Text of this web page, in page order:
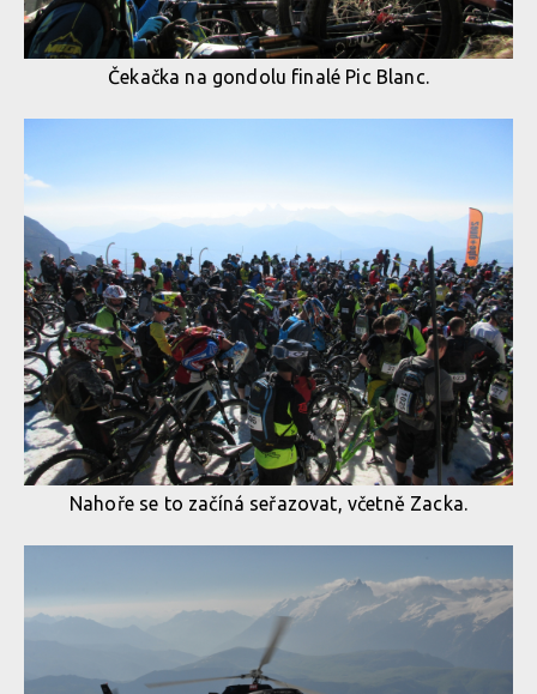
Čekačka na gondolu finalé Pic Blanc.
Nahoře se to začíná seřazovat, včetně Zacka.